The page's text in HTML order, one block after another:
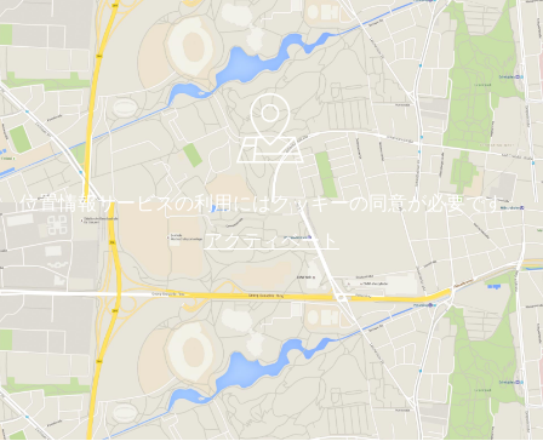
位置情報サービスの利用にはクッキーの同意が必要です。
アクティベート